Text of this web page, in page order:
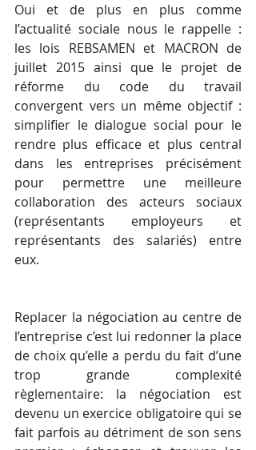
Oui et de plus en plus comme
l’actualité sociale nous le rappelle :
les lois REBSAMEN et MACRON de
juillet 2015 ainsi que le projet de
réforme du code du travail
convergent vers un même objectif :
simplifier le dialogue social pour le
rendre plus efficace et plus central
dans les entreprises précisément
pour permettre une meilleure
collaboration des acteurs sociaux
(représentants employeurs et
représentants des salariés) entre
eux.
Replacer la négociation au centre de
l’entreprise c’est lui redonner la place
de choix qu’elle a perdu du fait d’une
trop grande complexité
règlementaire: la négociation est
devenu un exercice obligatoire qui se
fait parfois au détriment de son sens